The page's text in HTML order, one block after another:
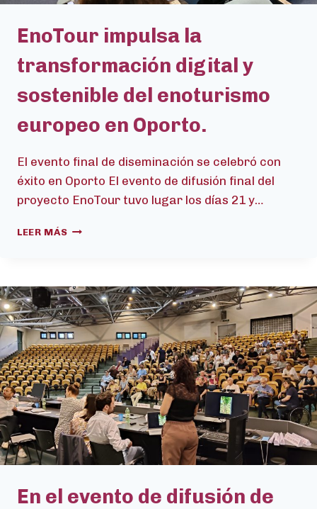
EnoTour impulsa la
transformación digital y
sostenible del enoturismo
europeo en Oporto.
El evento final de diseminación se celebró con
éxito en Oporto El evento de difusión final del
proyecto EnoTour tuvo lugar los días 21 y…
LEER MÁSENOTOUR
DIGITAL
Y
SOSTENIBLE
DEL
ENOTURISMO
EUROPEO
EN
OPORTO.
En el evento de difusión de